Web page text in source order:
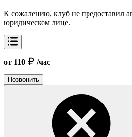
К сожалению, клуб не предоставил
юридическом лице.
от 110 /час
Позвонить